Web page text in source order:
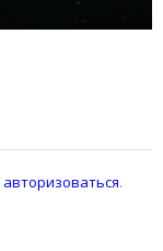
авторизоваться.